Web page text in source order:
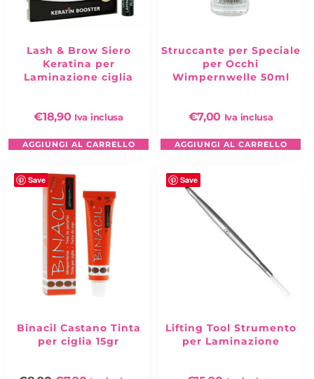
Lash & Brow Siero
Keratina per
Laminazione ciglia
€18,90 Iva inclusa
AGGIUNGI AL CARRELLO
Struccante per Speciale
per Occhi
Wimpernwelle 50ml
€7,00 Iva inclusa
AGGIUNGI AL CARRELLO
Save
Binacil Castano Tinta
per ciglia 15gr
Save
Lifting Tool Strumento
per Laminazione